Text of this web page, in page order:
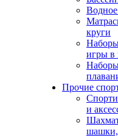
круги
игры в
Прочие
и